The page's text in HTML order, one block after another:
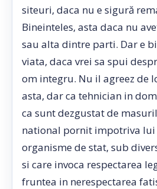
siteuri, daca nu e sigură
Bineinteles, asta daca nu
sau alta dintre parti. Dar e
viata, daca vrei sa spui
om integru. Nu il agreez de
asta, dar ca tehnician in
ca sunt dezgustat de
national pornit impotriva
organisme de stat, sub
si care invoca respectarea
fruntea in nerespectarea